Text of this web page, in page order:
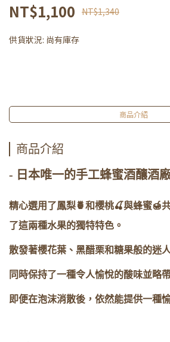
NT$1,100 NT$1,340
供貨狀況: 尚有庫存
商品介紹
商品介紹
- 日本唯一的手工蜂蜜酒釀酒
精心選用了鳳梨🍍和櫻桃🍒與蜂蜜🍯
了這兩種水果的獨特特色。
散發著櫻花葉、黑醋栗和糖果般的迷
同時保持了一種令人愉悅的酸味並略
即便在泡沫消散後，依然能提供一種